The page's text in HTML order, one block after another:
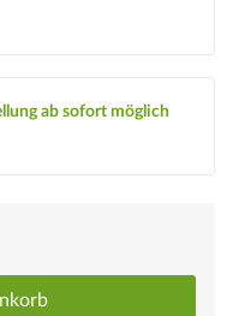
ab sofort möglich